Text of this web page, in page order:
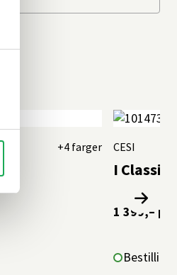
+4 farger
I
CESI
1 399,–